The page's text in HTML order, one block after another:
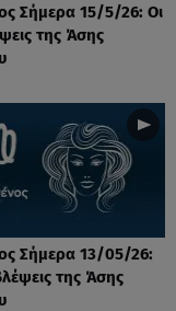
Σήμερα 15/5/26: Οι
της Άσης
Σήμερα 13/05/26:
της Άσης